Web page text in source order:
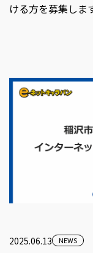
ける方を募集しま
2025.06.13 NEWS